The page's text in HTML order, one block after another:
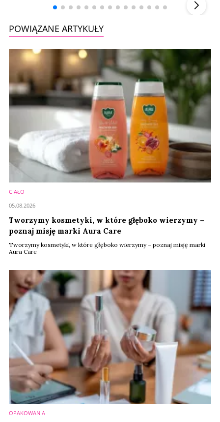
POWIĄZANE ARTYKUŁY
CIAŁO
Tworzymy kosmetyki, w które głęboko wierzymy –
poznaj misję marki Aura Care
Tworzymy kosmetyki, w które głęboko wierzymy – poznaj misję marki
Aura Care
05.08.2026
OPAKOWANIA